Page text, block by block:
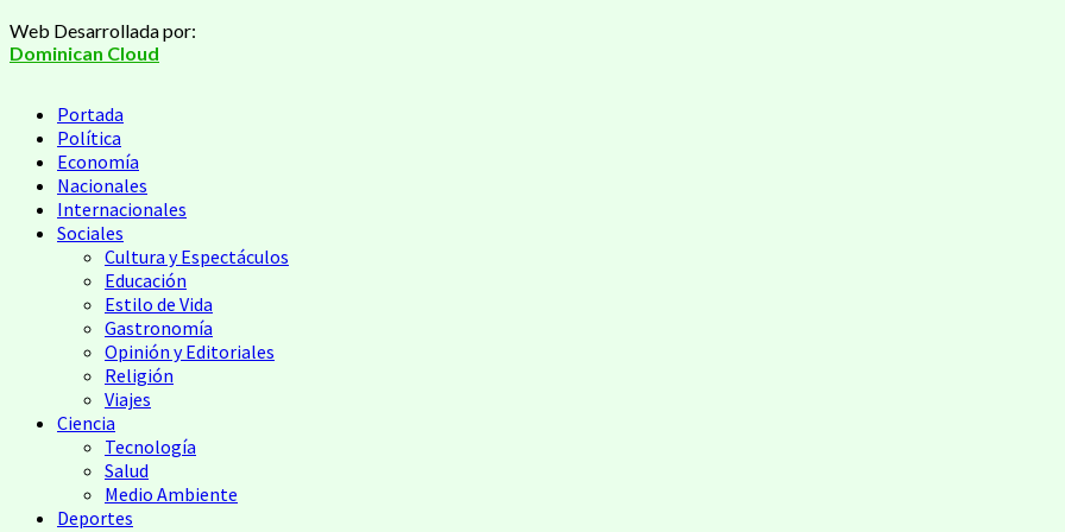
Web Desarrollada por:
Dominican Cloud
Portada
Política
Economía
Nacionales
Internacionales
Sociales
Cultura y Espectáculos
Educación
Estilo de Vida
Gastronomía
Opinión y Editoriales
Religión
Viajes
Ciencia
Tecnología
Salud
Medio Ambiente
Deportes